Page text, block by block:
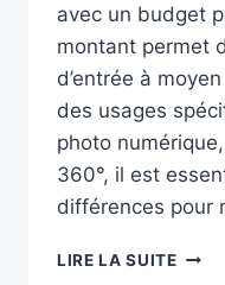
avec un budget
montant permet
d’entrée à
des usages
photo
360°, il est
différences pour
LIRE LA SUITEAVEC